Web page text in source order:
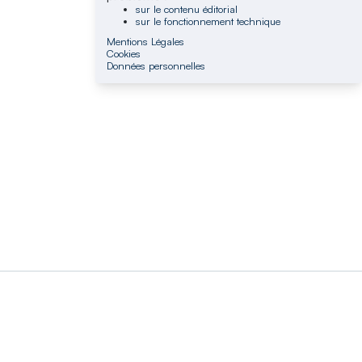
sur le contenu éditorial
sur le fonctionnement technique
Mentions Légales
Cookies
Données personnelles